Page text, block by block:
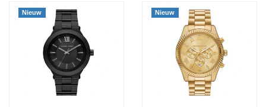
Nieuw Nieuw